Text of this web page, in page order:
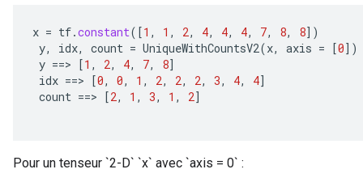
x = tf.constant( [1 , 1 , 2, 4, 4, 4, 7, 8, 8] )
y, idx, count = UniqueWithCountsV2(x, axis = [0] )
y ==> [1 , 2, 4, 7, 8]
idx ==> [0, 0, 1 , 2, 2, 2, 3, 4, 4]
count ==> [2, 1 , 3, 1 , 2]
Pour un tenseur `2-D` `x` avec `axis = 0` :